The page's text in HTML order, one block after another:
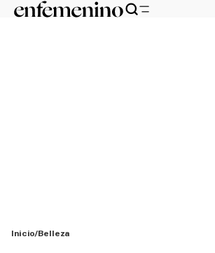
Inicio Belleza